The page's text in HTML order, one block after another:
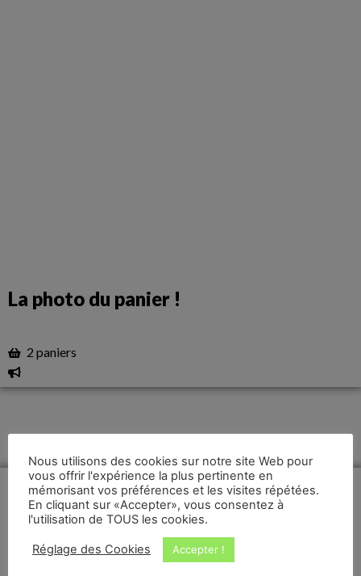
La photo du panier !
2 paniers
Nous utilisons des cookies sur notre site Web pour
vous offrir l'expérience la plus pertinente en
mémorisant vos préférences et les visites répétées.
En cliquant sur «Accepter», vous consentez à
l'utilisation de TOUS les cookies.
Réglage des Cookies Accepter !